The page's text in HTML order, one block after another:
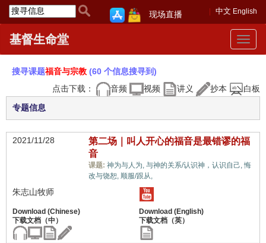
中文 English
现场直播
Toggle
基督生命堂
搜寻课题福音与宗教 (60 个信息搜寻到)
点击下载：
音频 视频 讲义 抄本 白板
专题信息
2021/11/28
第二场｜叫人开心的福音是最错谬的福
音
课题: 神为与人为, 与神的关系/认识神，认识自己, 悔
改与饶恕, 顺服/跟从,
朱志山牧师